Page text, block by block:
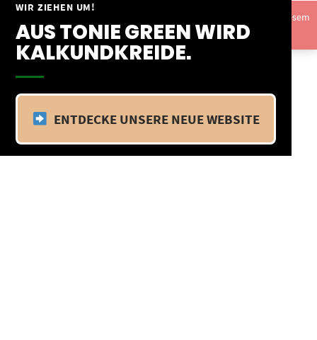
WIR ZIEHEN UM!
AUS TONIE GREEN WIRD
KALKUNDKREIDE.
ENTDECKE UNSERE NEUE WEBSITE
Springe
Inhalt
Vom 09.04.25 - 20.04.25 befinden wir uns im Betriebsurlaub. In diesem
Zeitraum findet kein Versand statt.Ausblenden